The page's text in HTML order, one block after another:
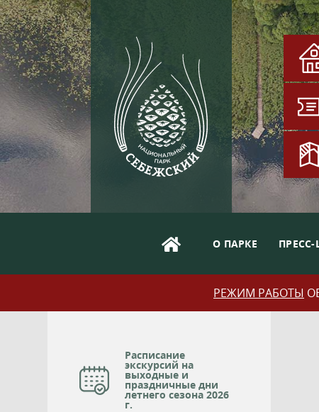
О ПАРКЕ ПРЕСС-
РЕЖИМ РАБОТЫ
Расписание
экскурсий на
выходные и
праздничные дни
летнего сезона 2026
г.